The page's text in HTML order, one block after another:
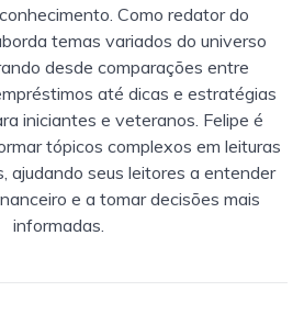
Como redator do
temas variados do universo
desde comparações entre
até dicas e estratégias
iniciantes e veteranos. Felipe é
tópicos complexos em leituras
ajudando seus leitores a entender
e a tomar decisões mais
informadas.